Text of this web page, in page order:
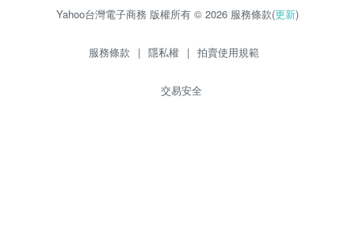
Yahoo台灣電子商務 版權所有 © 2026 服務條款(更新)
服務條款 | 隱私權 | 拍賣使用規範
交易安全